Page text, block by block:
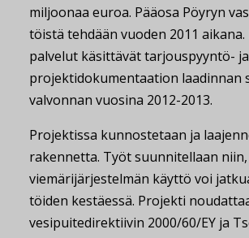
miljoonaa euroa. Pääosa Pöyryn
töistä tehdään vuoden 2011 aikana.
palvelut käsittävät tarjouspyyntö- ja
projektidokumentaation laadinnan
valvonnan vuosina 2012-2013.
Projektissa kunnostetaan ja
rakennetta. Työt suunnitellaan
viemärijärjestelmän käyttö voi
töiden kestäessä. Projekti
vesipuitedirektiivin 2000/60/EY ja